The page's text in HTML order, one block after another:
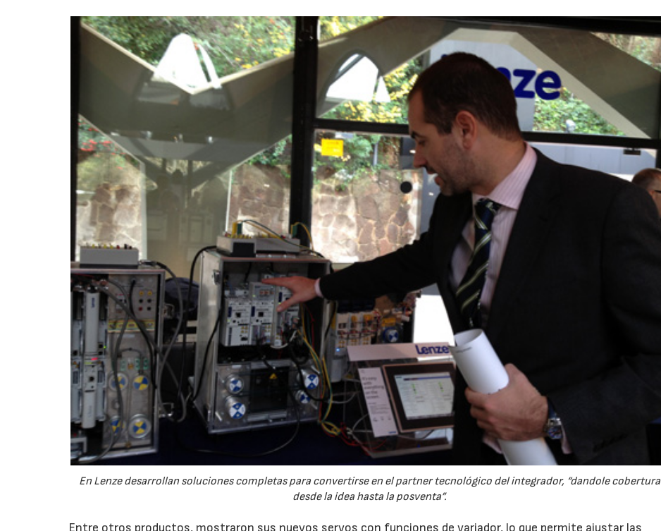
En Lenze desarrollan soluciones completas para convertirse en el partner tecnológico del integrador, “dandole cobertura
desde la idea hasta la posventa”.
Entre otros productos, mostraron sus nuevos servos con funciones de variador, lo que permite ajustar las